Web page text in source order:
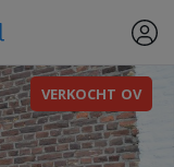
VERKOCHT OV